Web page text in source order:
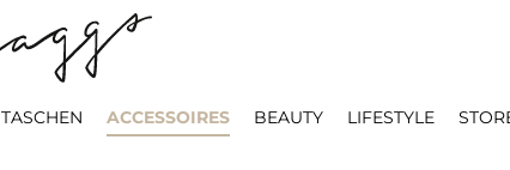
TASCHEN ACCESSOIRES BEAUTY LIFESTYLE